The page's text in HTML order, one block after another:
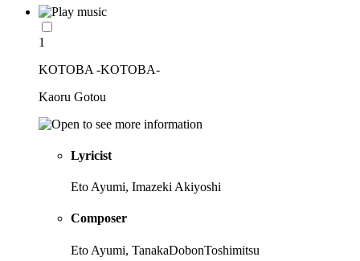
1
KOTOBA -KOTOBA-
Kaoru Gotou
Lyricist
Eto Ayumi, Imazeki Akiyoshi
Composer
Eto Ayumi, TanakaDobonToshimitsu